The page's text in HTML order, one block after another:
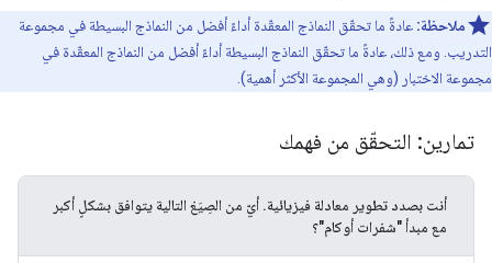
ملاحظة: عادةً ما تحقّق النماذج المعقّدة أداءً أفضل من النماذج البسيطة في مجموعة
التدريب. ومع ذلك، عادةً ما تحقّق النماذج البسيطة أداءً أفضل من النماذج المعقّدة في
مجموعة الاختبار (وهي المجموعة الأكثر أهمية).
تمارين: التحقّق من فهمك
أنت بصدد تطوير معادلة فيزيائية. أيّ من الصِيَغ التالية يتوافق بشكلٍ أكبر
مع مبدأ "شفرات أوكام"؟